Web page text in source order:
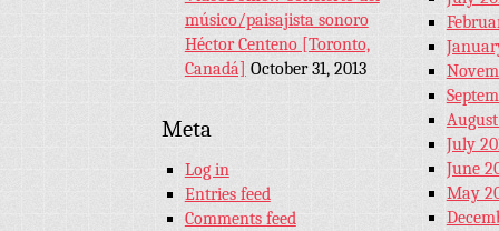
músico/paisajista sonoro
Héctor Centeno [Toronto,
Canadá] October 31, 2013
Meta
Log in
Entries feed
Comments feed
August
July
June
May